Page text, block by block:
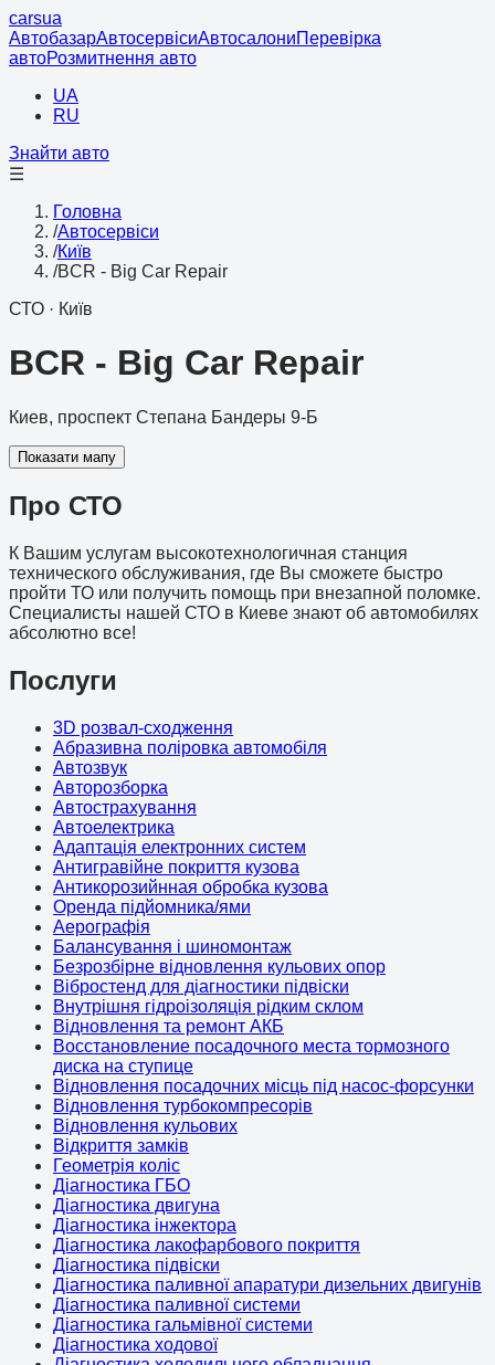
carsua
АвтобазарАвтосервісиАвтосалониПеревірка
автоРозмитнення авто
UA
RU
Знайти авто
☰
Головна
/Автосервіси
/Київ
/BCR - Big Car Repair
СТО · Київ
BCR - Big Car Repair
Киев, проспект Степана Бандеры 9-Б
Показати мапу
Про СТО
К Вашим услугам высокотехнологичная станция
технического обслуживания, где Вы сможете быстро
пройти ТО или получить помощь при внезапной поломке.
Специалисты нашей СТО в Киеве знают об автомобилях
абсолютно все!
Послуги
3D розвал-сходження
Абразивна поліровка автомобіля
Автозвук
Авторозборка
Автострахування
Автоелектрика
Адаптація електронних систем
Антигравійне покриття кузова
Антикорозийнная обробка кузова
Оренда підйомника/ями
Аерографія
Балансування і шиномонтаж
Безрозбірне відновлення кульових опор
Вібростенд для діагностики підвіски
Внутрішня гідроізоляція рідким склом
Відновлення та ремонт АКБ
Восстановление посадочного места тормозного
диска на ступице
Відновлення посадочних місць під насос-форсунки
Відновлення турбокомпресорів
Відновлення кульових
Відкриття замків
Геометрія коліс
Діагностика ГБО
Діагностика двигуна
Діагностика інжектора
Діагностика лакофарбового покриття
Діагностика підвіски
Діагностика паливної апаратури дизельних двигунів
Діагностика паливної системи
Діагностика гальмівної системи
Діагностика ходової